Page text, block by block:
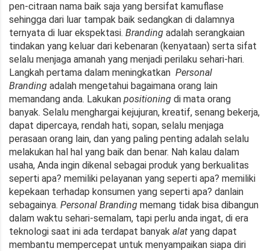
pen-citraan nama baik saja yang bersifat kamuflase
sehingga dari luar tampak baik sedangkan di dalamnya
ternyata di luar ekspektasi. Branding adalah serangkaian
tindakan yang keluar dari kebenaran (kenyataan) serta sifat
selalu menjaga amanah yang menjadi perilaku sehari-hari.
Langkah pertama dalam meningkatkan Personal
Branding adalah mengetahui bagaimana orang lain
memandang anda. Lakukan positioning di mata orang
banyak. Selalu menghargai kejujuran, kreatif, senang bekerja,
dapat dipercaya, rendah hati, sopan, selalu menjaga
perasaan orang lain, dan yang paling penting adalah selalu
melakukan hal hal yang baik dan benar. Nah kalau dalam
usaha, Anda ingin dikenal sebagai produk yang berkualitas
seperti apa? memiliki pelayanan yang seperti apa? memiliki
kepekaan terhadap konsumen yang seperti apa? danlain
sebagainya. Personal Branding memang tidak bisa dibangun
dalam waktu sehari-semalam, tapi perlu anda ingat, di era
teknologi saat ini ada terdapat banyak alat yang dapat
membantu mempercepat untuk menyampaikan siapa diri